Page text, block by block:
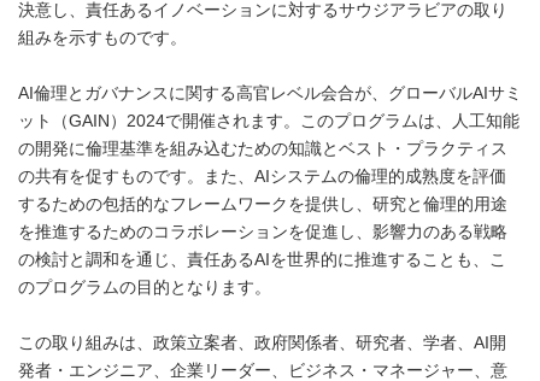
決意し、責任あるイノベーションに対するサウジアラビアの取り
組みを示すものです。
AI倫理とガバナンスに関する高官レベル会合が、グローバルAIサミ
ット（GAIN）2024で開催されます。このプログラムは、人工知能
の開発に倫理基準を組み込むための知識とベスト・プラクティス
の共有を促すものです。また、AIシステムの倫理的成熟度を評価
するための包括的なフレームワークを提供し、研究と倫理的用途
を推進するためのコラボレーションを促進し、影響力のある戦略
の検討と調和を通じ、責任あるAIを世界的に推進することも、こ
のプログラムの目的となります。
この取り組みは、政策立案者、政府関係者、研究者、学者、AI開
発者・エンジニア、企業リーダー、ビジネス・マネージャー、意